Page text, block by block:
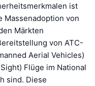
ist
Massenadoption von
Märkten
von ATC-
Aerial Vehicles)
Flüge im National
sind. Diese